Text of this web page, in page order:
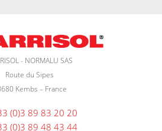
- NORMALU SAS
Route du Sipes
Kembs – France
(0)3 89 83 20 20
(0)3 89 48 43 44